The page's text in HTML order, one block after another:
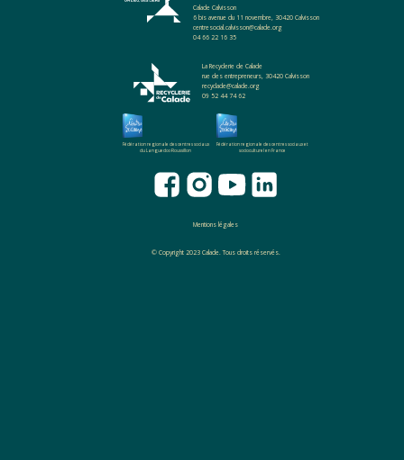
Calade Calvisson
6 bis avenue du 11 novembre, 30420 Calvisson
centresocial.calvisson@calade.org
04 66 22 16 35
La Recyclerie de Calade
rue des entrepreneurs, 30420 Calvisson
recyclade@calade.org
09 52 44 74 62
Fédération regionale des centres sociaux
du Languedoc-Roussillon
Fédération regionale des centres sociaux et
socioculturel en France
Mentions légales
© Copyright 2023 Calade. Tous droits réservés.